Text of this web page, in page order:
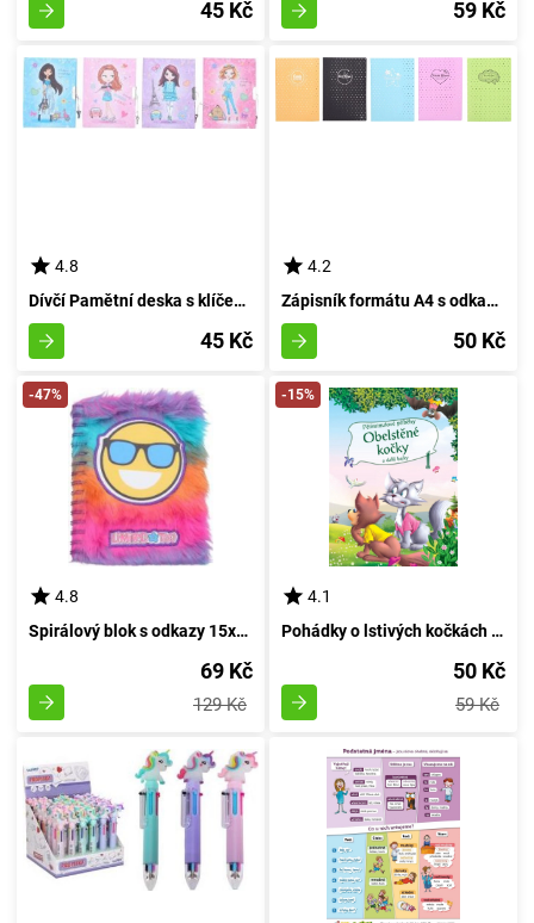
45 Kč 59 Kč
4.8
Dívčí Pamětní deska s klíčem 11x15 cm
45 Kč
4.2
Zápisník formátu A4 s odkazováním, 40 listů - bodky
50 Kč
-47%
4.8
Spirálový blok s odkazy 15x21 cm, 80 listů
69 Kč
129 Kč
-15%
4.1
Pohádky o lstivých kočkách a jiné vyprávěnky - 5 minutové kousky
50 Kč
59 Kč